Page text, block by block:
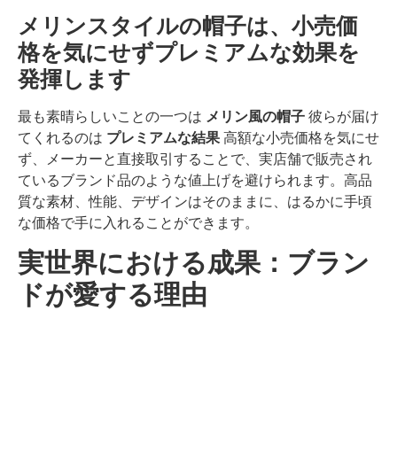
メリンスタイルの帽子は、小売価
格を気にせずプレミアムな効果を
発揮します
最も素晴らしいことの一つは メリン風の帽子彼らが届け
てくれるのは プレミアムな結果高額な小売価格を気にせ
ず、メーカーと直接取引することで、実店舗で販売され
ているブランド品のような値上げを避けられます。高品
質な素材、性能、デザインはそのままに、はるかに手頃
な価格で手に入れることができます。
実世界における成果：ブラン
ドが愛する理由